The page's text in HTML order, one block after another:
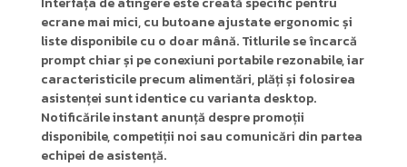
ecrane mai mici, cu butoane ajustate ergonomic și
liste disponibile cu o doar mână. Titlurile se încarcă
prompt chiar și pe conexiuni portabile rezonabile, iar
caracteristicile precum alimentări, plăți și folosirea
asistenței sunt identice cu varianta desktop.
Notificările instant anunță despre promoții
disponibile, competiții noi sau comunicări din partea
echipei de asistență.